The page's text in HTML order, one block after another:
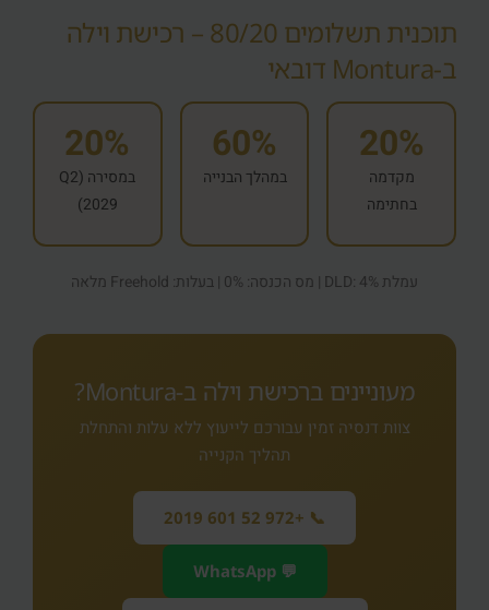
תוכנית תשלומים 80/20 – רכישת וילה
ב‑Montura דובאי
20%
מקדמה
בחתימה
60%
במהלך הבנייה
20%
במסירה (Q2
2029)
עמלת DLD: 4% | מס הכנסה: 0% | בעלות: Freehold מלאה
מעוניינים ברכישת וילה ב‑Montura?
צוות דנסיה זמין עבורכם לייעוץ ללא עלות והתחלת
תהליך הקנייה
📞 +972 52 601 2019
💬 WhatsApp